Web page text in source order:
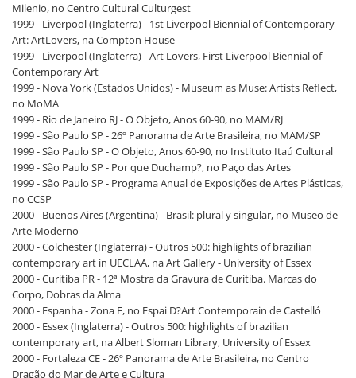
Milenio, no Centro Cultural Culturgest
1999 - Liverpool (Inglaterra) - 1st Liverpool Biennial of Contemporary
Art: ArtLovers, na Compton House
1999 - Liverpool (Inglaterra) - Art Lovers, First Liverpool Biennial of
Contemporary Art
1999 - Nova York (Estados Unidos) - Museum as Muse: Artists Reflect,
no MoMA
1999 - Rio de Janeiro RJ - O Objeto, Anos 60-90, no MAM/RJ
1999 - São Paulo SP - 26º Panorama de Arte Brasileira, no MAM/SP
1999 - São Paulo SP - O Objeto, Anos 60-90, no Instituto Itaú Cultural
1999 - São Paulo SP - Por que Duchamp?, no Paço das Artes
1999 - São Paulo SP - Programa Anual de Exposições de Artes Plásticas,
no CCSP
2000 - Buenos Aires (Argentina) - Brasil: plural y singular, no Museo de
Arte Moderno
2000 - Colchester (Inglaterra) - Outros 500: highlights of brazilian
contemporary art in UECLAA, na Art Gallery - University of Essex
2000 - Curitiba PR - 12ª Mostra da Gravura de Curitiba. Marcas do
Corpo, Dobras da Alma
2000 - Espanha - Zona F, no Espai D?Art Contemporain de Castelló
2000 - Essex (Inglaterra) - Outros 500: highlights of brazilian
contemporary art, na Albert Sloman Library, University of Essex
2000 - Fortaleza CE - 26º Panorama de Arte Brasileira, no Centro
Dragão do Mar de Arte e Cultura